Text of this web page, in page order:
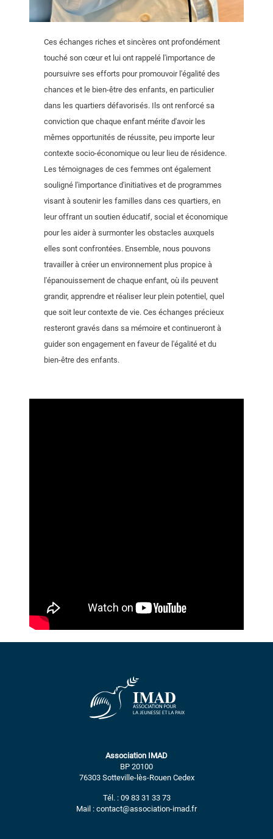
Ces échanges riches et sincères ont profondément
touché son cœur et lui ont rappelé l'importance de
poursuivre ses efforts pour promouvoir l'égalité des
chances et le bien-être des enfants, en particulier
dans les quartiers défavorisés. Ils ont renforcé sa
conviction que chaque enfant mérite d'avoir les
mêmes opportunités de réussite, peu importe leur
contexte socio-économique ou leur lieu de résidence.
Les témoignages de ces femmes ont également
souligné l'importance d'initiatives et de programmes
visant à soutenir les familles dans ces quartiers, en
leur offrant un soutien éducatif, social et économique
pour les aider à surmonter les obstacles auxquels
elles sont confrontées. Ensemble, nous pouvons
travailler à créer un environnement plus propice à
l'épanouissement de chaque enfant, où ils peuvent
grandir, apprendre et réaliser leur plein potentiel, quel
que soit leur contexte de vie. Ces échanges précieux
resteront gravés dans sa mémoire et continueront à
guider son engagement en faveur de l'égalité et du
bien-être des enfants.
Association IMAD
BP 20100
76303 Sotteville-lès-Rouen Cedex
Tél. : 09 83 31 33 73
Mail : contact@association-imad.fr